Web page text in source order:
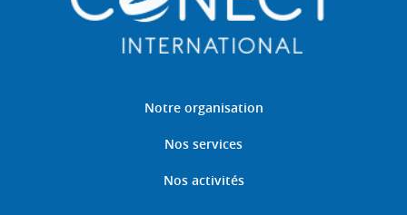
Notre organisation
Nos services
Nos activités